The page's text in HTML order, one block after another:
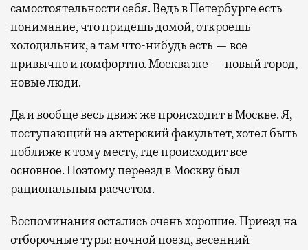
самостоятельности себя. Ведь в Петербурге есть
понимание, что придешь домой, откроешь
холодильник, а там что-нибудь есть — все
привычно и комфортно. Москва же — новый город,
новые люди.
Да и вообще весь движ же происходит в Москве. Я,
поступающий на актерский факультет, хотел быть
поближе к тому месту, где происходит все
основное. Поэтому переезд в Москву был
рациональным расчетом.
Воспоминания остались очень хорошие. Приезд на
отборочные туры: ночной поезд, весенний